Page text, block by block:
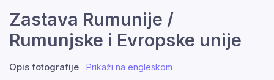
Zastava Rumunije /
Rumunjske i Evropske unije
Opis fotografije Prikaži na engleskom